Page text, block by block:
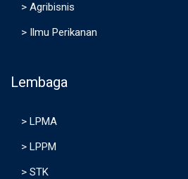
> Agribisnis
> Ilmu Perikanan
Lembaga
> LPMA
> LPPM
> STK